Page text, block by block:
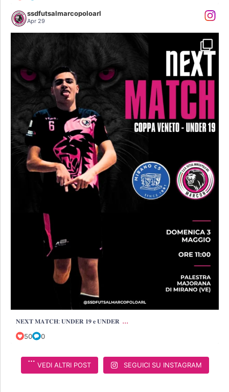
ssdfutsalmarcopoloarl
Apr 29
𝐍𝐄𝐗𝐓 𝐌𝐀𝐓𝐂𝐇: 𝐔𝐍𝐃𝐄𝐑 𝟏𝟗 𝐞 𝐔𝐍𝐃𝐄𝐑
𝐍𝐄𝐗𝐓 𝐌𝐀𝐓𝐂𝐇: 𝐔𝐍𝐃𝐄𝐑 𝟏𝟗 𝐞 𝐔𝐍𝐃𝐄𝐑 ...
50 0
VEDI ALTRI POST SEGUICI SU INSTAGRAM